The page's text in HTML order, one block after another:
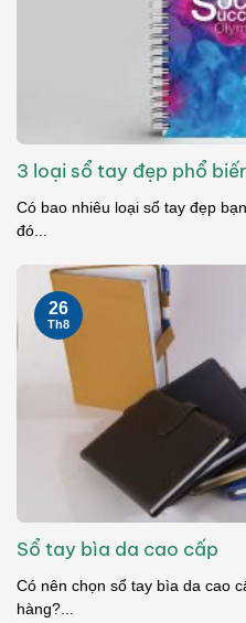
3 loại sổ tay đẹp phổ
Có bao nhiêu loại sổ tay đẹp
đó...
Sổ tay bìa da cao cấp
Có nên chọn sổ tay bìa da cao
hàng?...
26
Th8